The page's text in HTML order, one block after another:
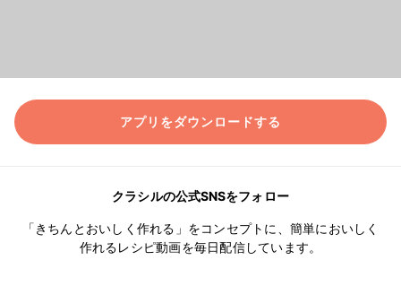
アプリをダウンロードする
クラシルの公式SNSをフォロー
「きちんとおいしく作れる」をコンセプトに、簡単においしく
作れるレシピ動画を毎日配信しています。